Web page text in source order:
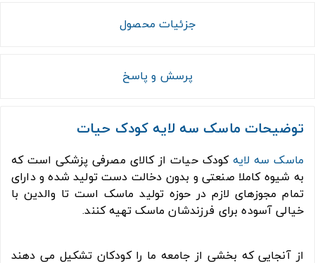
جزئیات محصول
پرسش و پاسخ
توضیحات ماسک سه لایه کودک حیات
ماسک سه لایه کودک حیات از کالای مصرفی پزشکی است که
به شیوه کاملا صنعتی و بدون دخالت دست تولید شده و دارای
تمام مجوزهای لازم در حوزه تولید ماسک است تا والدین با
خیالی آسوده برای فرزندشان ماسک تهیه کنند.
از آنجایی که بخشی از جامعه ما را کودکان تشکیل می دهند